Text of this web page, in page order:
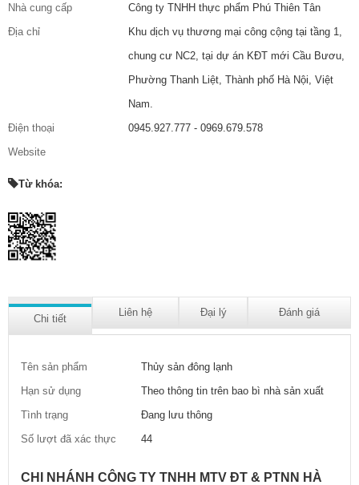
Nhà cung cấp
Công ty TNHH thực phẩm Phú Thiên Tân
Địa chỉ
Khu dịch vụ thương mại công cộng tại tầng 1,
chung cư NC2, tại dự án KĐT mới Cầu Bươu,
Phường Thanh Liệt, Thành phố Hà Nội, Việt
Nam.
Điện thoại
0945.927.777 - 0969.679.578
Website
Từ khóa:
Chi tiết
Liên hệ Đại lý Đánh giá
Tên sản phẩm
Thủy sản đông lạnh
Hạn sử dụng
Theo thông tin trên bao bì nhà sản xuất
Tình trạng
Đang lưu thông
Số lượt đã xác thực
44
CHI NHÁNH CÔNG TY TNHH MTV ĐT & PTNN HÀ